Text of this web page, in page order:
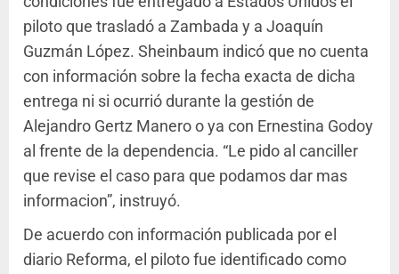
piloto que trasladó a Zambada y a Joaquín
Guzmán López. Sheinbaum indicó que no cuenta
con información sobre la fecha exacta de dicha
entrega ni si ocurrió durante la gestión de
Alejandro Gertz Manero o ya con Ernestina Godoy
al frente de la dependencia. “Le pido al canciller
que revise el caso para que podamos dar mas
informacion”, instruyó.
De acuerdo con información publicada por el
diario Reforma, el piloto fue identificado como